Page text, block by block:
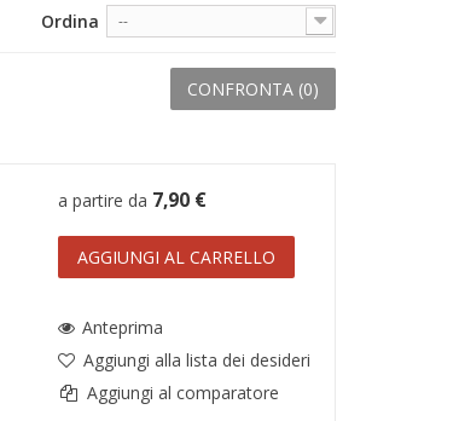
Ordina --
CONFRONTA (0)
a partire da 7,90 €
AGGIUNGI AL CARRELLO
Anteprima
Aggiungi alla lista dei desideri
Aggiungi al comparatore